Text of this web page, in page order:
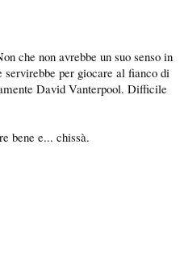
che non avrebbe un suo senso in
per giocare al fianco di
David Vanterpool. Difficile
bene e... chissà.